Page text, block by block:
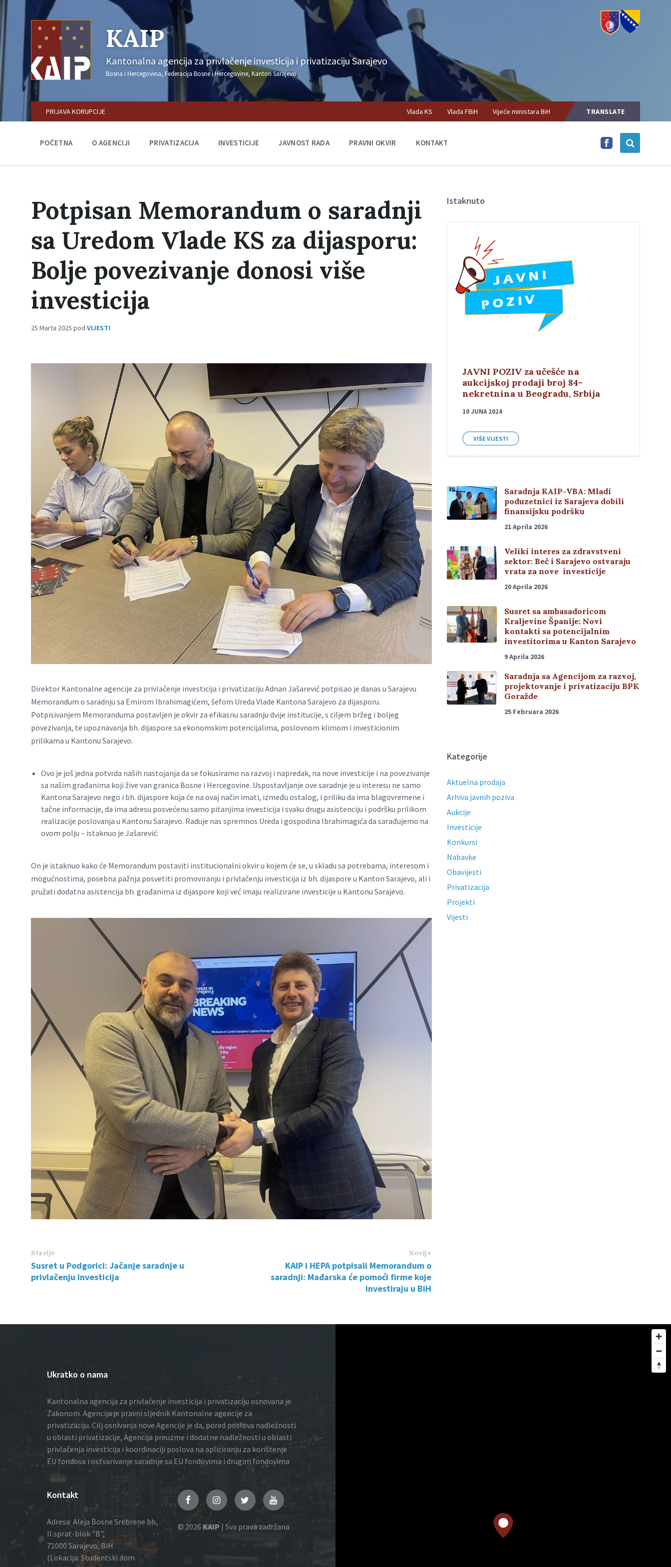
KAIP
Kantonalna agencija za privlačenje investicija i privatizaciju Sarajevo
Bosna i Hercegovina, Federacija Bosne i Hercegovine, Kanton Sarajevo
PRIJAVA KORUPCIJE Vlada KS Vlada FBiH Vijeće ministara BiH TRANSLATE
POČETNA O AGENCIJI PRIVATIZACIJA INVESTICIJE JAVNOST RADA PRAVNI OKVIR KONTAKT
Potpisan Memorandum o saradnji
sa Uredom Vlade KS za dijasporu:
Bolje povezivanje donosi više
investicija
25 Marta 2025 pod VIJESTI
Direktor Kantonalne agencije za privlačenje investicija i privatizaciju Adnan Jašarević potpisao je danas u Sarajevu
Memorandum o saradnju sa Emirom Ibrahimagićem, šefom Ureda Vlade Kantona Sarajevo za dijasporu.
Potpisivanjem Memoranduma postavljen je okvir za efikasnu saradnju dvije institucije, s ciljem bržeg i boljeg
povezivanja, te upoznavanja bh. dijaspore sa ekonomskim potencijalima, poslovnom klimom i investicionim
prilikama u Kantonu Sarajevo.
Ovo je još jedna potvrda naših nastojanja da se fokusiramo na razvoj i napredak, na nove investicije i na povezivanje
sa našim građanima koji žive van granica Bosne i Hercegovine. Uspostavljanje ove saradnje je u interesu ne samo
Kantona Sarajevo nego i bh. dijaspore koja će na ovaj način imati, između ostalog, i priliku da ima blagovremene i
tačne informacije, da ima adresu posvećenu samo pitanjima investicija i svaku drugu asistenciju i podršku prilikom
realizacije poslovanja u Kantonu Sarajevo. Raduje nas spremnos Ureda i gospodina Ibrahimagića da sarađujemo na
ovom polju – istaknuo je Jašarević.
On je istaknuo kako će Memorandum postaviti institucionalni okvir u kojem će se, u skladu sa potrebama, interesom i
mogućnostima, posebna pažnja posvetiti promoviranju i privlačenju investicija iz bh. dijaspore u Kanton Sarajevo, ali i
pružati dodatna asistencija bh. građanima iz dijaspore koji već imaju realizirane investicije u Kantonu Sarajevo.
Starije
Susret u Podgorici: Jačanje saradnje u
privlačenju investicija
Novije
KAIP i HEPA potpisali Memorandum o
saradnji: Mađarska će pomoći firme koje
investiraju u BiH
Istaknuto
JAVNI POZIV za učešće na
aukcijskoj prodaji broj 84-
nekretnina u Beogradu, Srbija
10 JUNA 2024
VIŠE VIJESTI
Saradnja KAIP-VBA: Mladi
poduzetnici iz Sarajeva dobili
finansijsku podršku
21 Aprila 2026
Veliki interes za zdravstveni
sektor: Beč i Sarajevo ostvaraju
vrata za nove investicije
20 Aprila 2026
Susret sa ambasadoricom
Kraljevine Španije: Novi
kontakti sa potencijalnim
investitorima u Kanton Sarajevo
9 Aprila 2026
Saradnja sa Agencijom za razvoj,
projektovanje i privatizaciju BPK
Goražde
25 Februara 2026
Kategorije
Aktuelna prodaja
Arhiva javnih poziva
Aukcije
Investicije
Konkursi
Nabavke
Obavijesti
Privatizacija
Projekti
Vijesti
Ukratko o nama
Kantonalna agencija za privlačenje investicija i privatizaciju osnovana je
Zakonom. Agencija je pravni sljednik Kantonalne agencije za
privatizaciju. Cilj osnivanja nove Agencije je da, pored poslova nadležnosti
u oblasti privatizacije, Agencija preuzme i dodatne nadležnosti u oblasti
privlačenja investicija i koordinaciji poslova na apliciranju za korištenje
EU fondova i ostvarivanje saradnje sa EU fondovima i drugim fondovima
Kontakt
Adresa: Aleja Bosne Srebrene bb,
II.sprat-blok "B",
71000 Sarajevo, BiH
(Lokacija: Studentski dom
FacebookInstagramTwitter YouTube
© 2026 KAIP| Sva prava zadržana